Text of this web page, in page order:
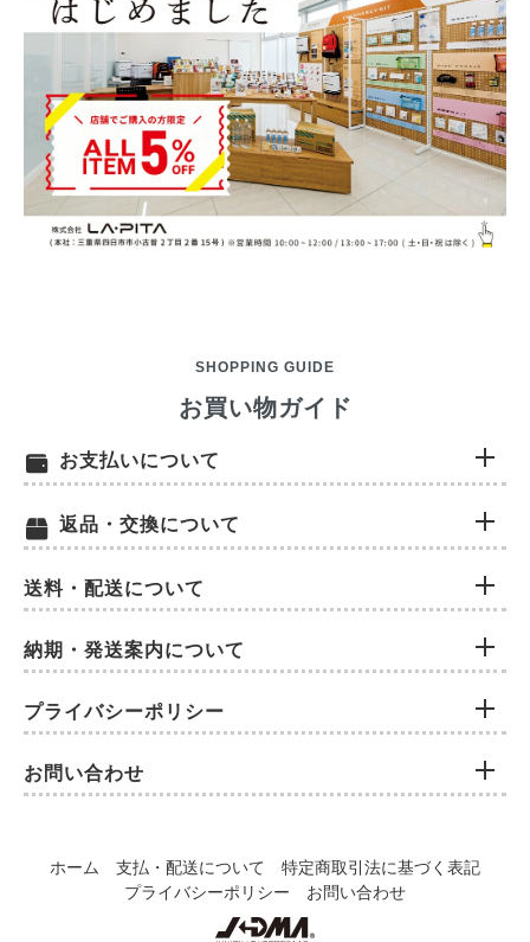
SHOPPING GUIDE
お買い物ガイド
お支払いについて
返品・交換について
送料・配送について
納期・発送案内について
プライバシーポリシー
お問い合わせ
ホーム 支払・配送について
特定商取引法に基づく表記
プライバシーポリシー
お問い合わせ